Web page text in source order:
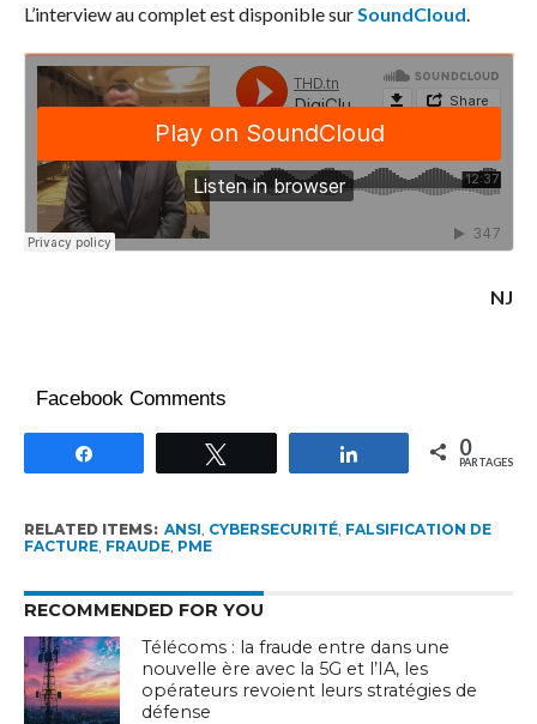
L’interview au complet est disponible sur SoundCloud
NJ
Facebook Comments
Partagez 0
PARTAGES
RELATED ITEMS: ANSI CYBERSECURITÉ, FALSIFICATION DE
FACTURE, FRAUDE, PME
RECOMMENDED FOR YOU
Télécoms : la fraude entre dans une
nouvelle ère avec la 5G et l’IA, les
opérateurs revoient leurs stratégies de
défense